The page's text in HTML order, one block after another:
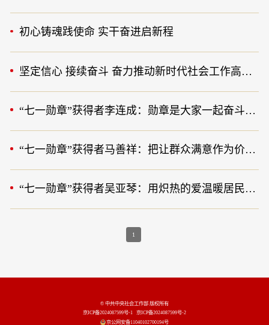
初心铸魂践使命 实干奋进启新程
坚定信心 接续奋斗 奋力推动新时代社会工作高质量发展
“七一勋章”获得者李连成：勋章是大家一起奋斗出来的
“七一勋章”获得者马善祥：把让群众满意作为价值追求
“七一勋章”获得者吴亚琴：用炽热的爱温暖居民的心
1
© 中共中央社会工作部 版权所有
京ICP备2024087599号-1
京ICP备2024087599号-2
京公网安备11040102700194号